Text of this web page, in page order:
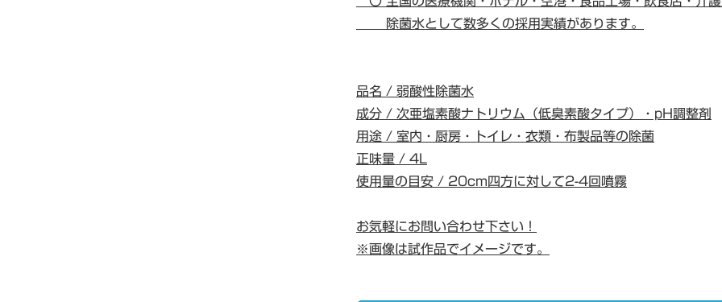
除菌水として数多くの採用実績があります。
品名 / 弱酸性除菌水
成分 / 次亜塩素酸ナトリウム（低臭素酸タイプ）・pH調整剤
用途 / 室内・厨房・トイレ・衣類・布製品等の除菌
正味量 / 4L
使用量の目安 / 20cm四方に対して2-4回噴霧
お気軽にお問い合わせ下さい！
※画像は試作品でイメージです。